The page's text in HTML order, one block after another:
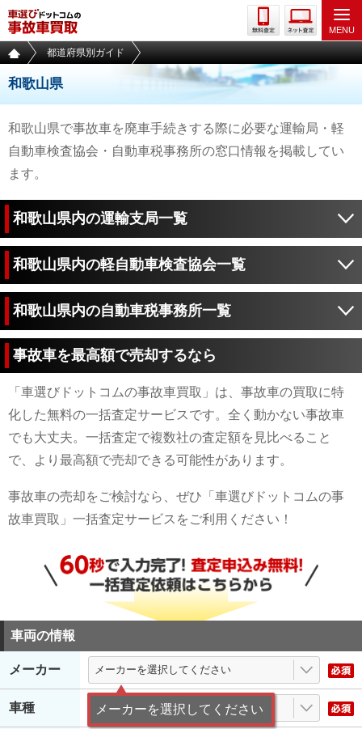
都道府県別ガイド
和歌山県
和歌山県で事故車を廃車手続きする際に必要な運輸局・軽
自動車検査協会・自動車税事務所の窓口情報を掲載してい
ます。
和歌山県内の運輸支局一覧
和歌山県内の軽自動車検査協会一覧
和歌山県内の自動車税事務所一覧
事故車を最高額で売却するなら
「車選びドットコムの事故車買取」は、事故車の買取に特
化した無料の一括査定サービスです。全く動かない事故車
でも大丈夫。一括査定で複数社の査定額を見比べること
で、より最高額で売却できる可能性があります。
事故車の売却をご検討なら、ぜひ「車選びドットコムの事
故車買取」一括査定サービスをご利用ください！
車両の情報
メーカー
メーカーを選択してください
車種